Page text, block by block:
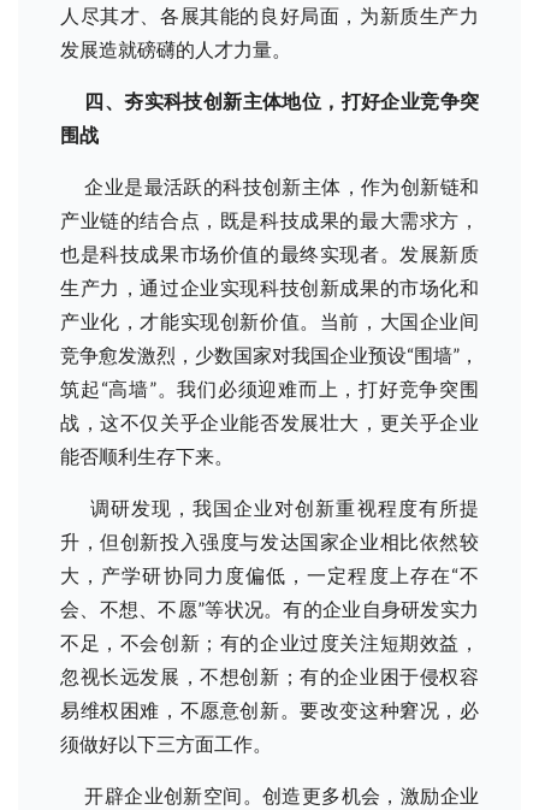
人尽其才、各展其能的良好局面，为新质生产力
发展造就磅礴的人才力量。
四、夯实科技创新主体地位，打好企业竞争突
围战
企业是最活跃的科技创新主体，作为创新链和
产业链的结合点，既是科技成果的最大需求方，
也是科技成果市场价值的最终实现者。发展新质
生产力，通过企业实现科技创新成果的市场化和
产业化，才能实现创新价值。当前，大国企业间
竞争愈发激烈，少数国家对我国企业预设“围墙”，
筑起“高墙”。我们必须迎难而上，打好竞争突围
战，这不仅关乎企业能否发展壮大，更关乎企业
能否顺利生存下来。
调研发现，我国企业对创新重视程度有所提
升，但创新投入强度与发达国家企业相比依然较
大，产学研协同力度偏低，一定程度上存在“不
会、不想、不愿”等状况。有的企业自身研发实力
不足，不会创新；有的企业过度关注短期效益，
忽视长远发展，不想创新；有的企业困于侵权容
易维权困难，不愿意创新。要改变这种窘况，必
须做好以下三方面工作。
开辟企业创新空间。创造更多机会，激励企业